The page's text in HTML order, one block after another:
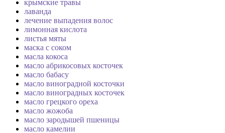
крымские травы
лаванда
лечение выпадения волос
лимонная кислота
листья мяты
маска с соком
масла кокоса
масло абрикосовых косточек
масло бабасу
масло виноградной косточки
масло виноградных косточек
масло грецкого ореха
масло жожоба
масло зародышей пшеницы
масло камелии